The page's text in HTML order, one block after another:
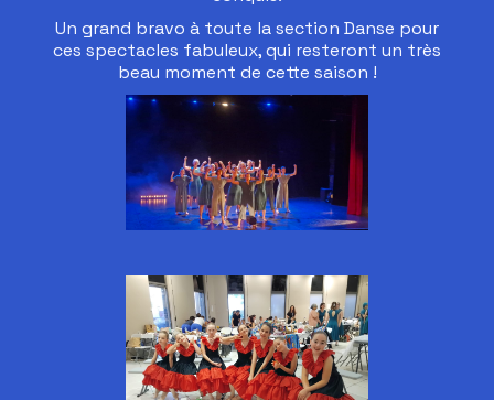
Un grand bravo à toute la section Danse pour
ces spectacles fabuleux, qui resteront un très
beau moment de cette saison !